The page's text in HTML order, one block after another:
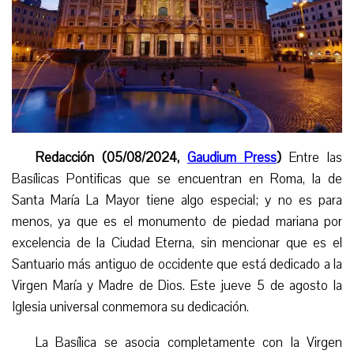
Redacción (05/08/2024, Gaudium Press) Entre las
Basílicas Pontificas que se encuentran en Roma, la de
Santa María La Mayor tiene algo especial; y no es para
menos, ya que es el monumento de piedad mariana por
excelencia de la Ciudad Eterna, sin mencionar que es el
Santuario más antiguo de occidente que está dedicado a la
Virgen María y Madre de Dios. Este jueve 5 de agostola
Iglesia universal conmemora su dedicación.
La Basílica se asocia completamente con la Virgen